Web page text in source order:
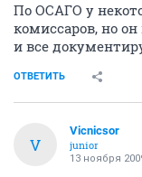
По ОСАГО у
комиссаров, но
и все
ОТВЕТИТЬ
V
Vicnicsor
junior
13 ноября